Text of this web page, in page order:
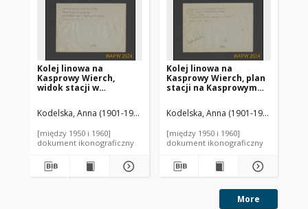
Kolej linowa na
Kasprowy Wierch,
widok stacji w
Kodelska, Anna (1901-1944). Autor Kodelski, Aleksander (1898-
[między 1950 i 1960]
dokument ikonograficzny
Kolej linowa na
Kasprowy Wierch, plan
stacji na Kasprowym
Kodelska, Anna (1901-1944). Autor
[między 1950 i 1960]
dokument ikonograficzny
More